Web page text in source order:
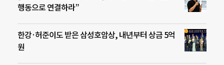
행동으로 연결하라”
한강·허준이도 받은 삼성호암상, 내년부터 상금 5억
원